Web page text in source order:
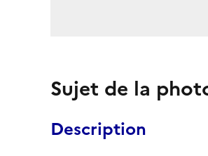
Sujet de la
Description